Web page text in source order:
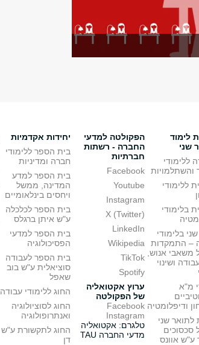
לימוד
שני
ללימודי
והשתלמויות
ללימודי
בלימודי
בלימודי
– התמקדות
משאבי אנוש,
ושינוי
מ"א
ודיפלומטיה
לתואר שני
סכסוכים
ע"ש אוונס
הפקולטה למדעי
החברה - רשתות
חברתיות
Facebook
Youtube
Instagram
X (Twitter)
LinkedIn
Wikipedia
TikTok
Spotify
ערוץ אקטואליה
של הפקולטה
Facebook
Instagram
טלגרם: אקטואליה
מדעי החברה TAU
יחידות אקדמיות
בית הספר ללימודי
חברה ומדיניות
בית הספר למדע
המדינה, ממשל
ויחסים בינלאומיים
בית הספר לכלכלה
ע"ש איתן ברגלס
בית הספר למדעי
הפסיכולוגיה
בית הספר לעבודה
סוציאלית ע"ש בוב
שאפל
החוג ללימודי עבודה
החוג לסוציולוגיה
ואנתרופולוגיה
החוג לתקשורת ע"ש
דן